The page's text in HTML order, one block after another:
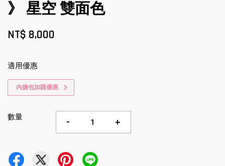
》 星空 雙面色
NT$ 8,000
適用優惠
內膽包加購優惠
數量 - +